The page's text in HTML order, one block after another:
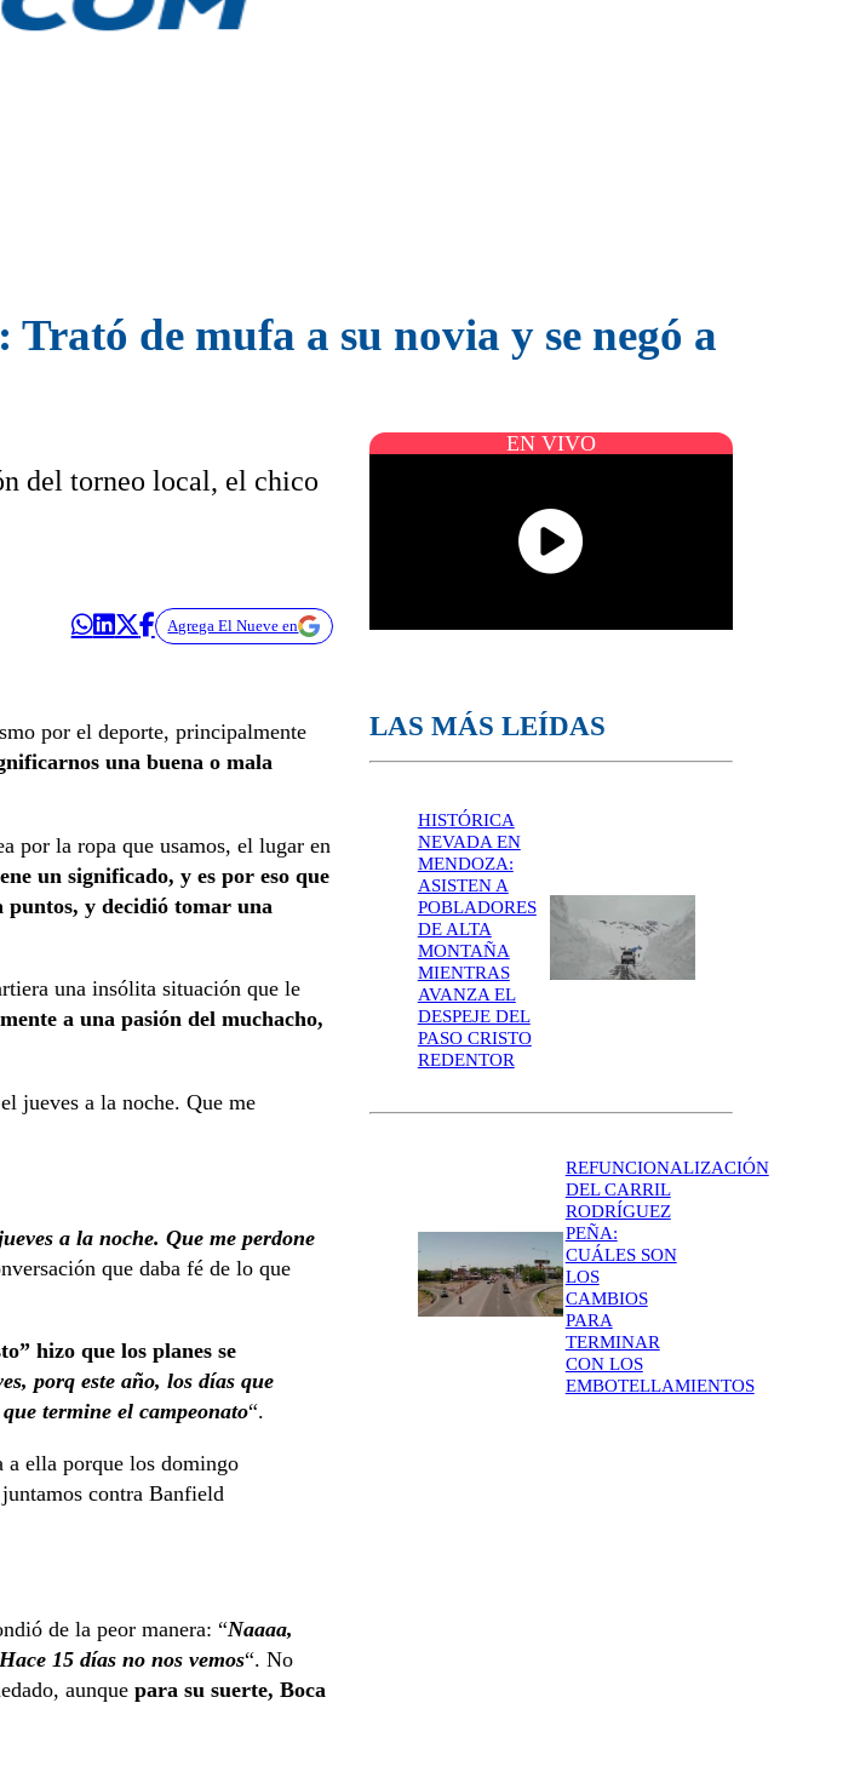
de mufa a su novia y se negó a
del torneo local, el chico
Agrega El Nueve en
por el deporte, principalmente
una buena o mala
por la ropa que usamos, el lugar en
un significado, y es por eso que
puntos, y decidió tomar una
una insólita situación que le
a una pasión del muchacho,
jueves a la noche. Que me
a la noche. Que me perdone
que daba fé de lo que
hizo que los planes se
porq este año, los días que
termine el campeonato“.
a ella porque los domingo
contra Banfield
de la peor manera: “Naaaa,
15 días no nos vemos“. No
aunque para su suerte, Boca
EN VIVO
LAS MÁS LEÍDAS
HISTÓRICA
NEVADA EN
MENDOZA:
ASISTEN A
POBLADORES
DE ALTA
MONTAÑA
MIENTRAS
AVANZA EL
DESPEJE DEL
PASO CRISTO
REDENTOR
REFUNCIONALIZACIÓN
DEL CARRIL
RODRÍGUEZ
PEÑA:
CUÁLES SON
LOS
CAMBIOS
PARA
TERMINAR
CON LOS
EMBOTELLAMIENTOS